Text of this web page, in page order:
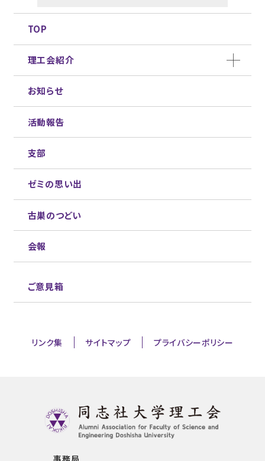
TOP
理工会紹介
お知らせ
活動報告
支部
ゼミの思い出
古巣のつどい
会報
ご意見箱
リンク集 サイトマップ プライバシーポリシー